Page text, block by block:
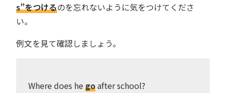
s”をつけるのを忘れないように気をつけてくださ
い。
例文を見て確認しましょう。
Where does hegoafter school?